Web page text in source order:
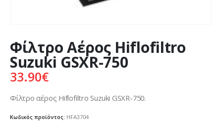
Φίλτρο Αέρος Hiflofiltro
Suzuki GSXR-750
33.90€
Φίλτρο αέρος Hiflofiltro Suzuki GSXR-750.
Κωδικός προϊόντος: HFA3704